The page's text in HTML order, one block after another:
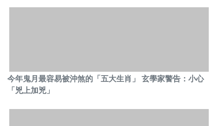
今年鬼月最容易被沖煞的「五大生肖」 玄學家警告：小心
「兇上加兇」